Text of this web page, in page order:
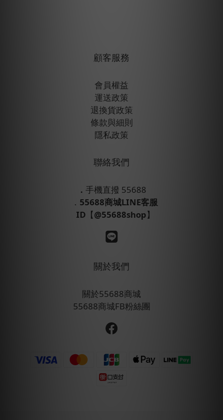
顧客服務
會員權益
運送政策
退換貨政策
條款與細則
隱私政策
聯絡我們
． 手機直撥 55688
． 55688商城LINE客服
ID 【@55688shop】
關於我們
關於55688商城
55688商城FB粉絲團